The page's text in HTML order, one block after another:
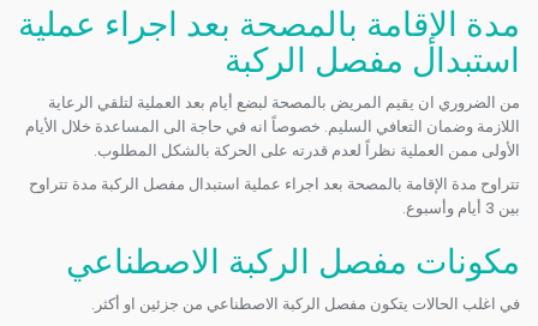
مدة الإقامة بالمصحة بعد اجراء عملية
استبدال مفصل الركبة
من الضروري ان يقيم المريض بالمصحة لبضع أيام بعد العملية لتلقي الرعاية
اللازمة وضمان التعافي السليم. خصوصاً انه في حاجة الى المساعدة خلال الأيام
الأولى ممن العملية نظراً لعدم قدرته على الحركة بالشكل المطلوب.
تتراوح مدة الإقامة بالمصحة بعد اجراء عملية استبدال مفصل الركبة مدة تتراوح
بين 3 أيام وأسبوع.
مكونات مفصل الركبة الاصطناعي
في اغلب الحالات يتكون مفصل الركبة الاصطناعي من جزئين او أكثر.